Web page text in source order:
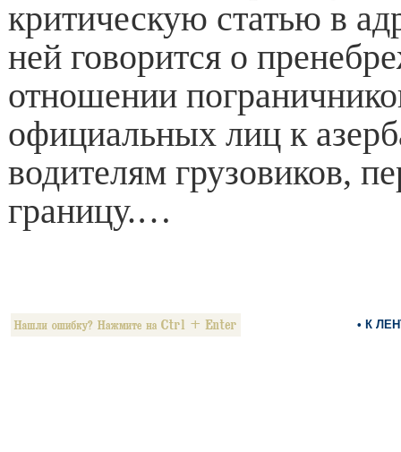
критическую статью в
ней говорится о
отношении
официальных лиц к
водителям грузовиков,
границу.…
• К